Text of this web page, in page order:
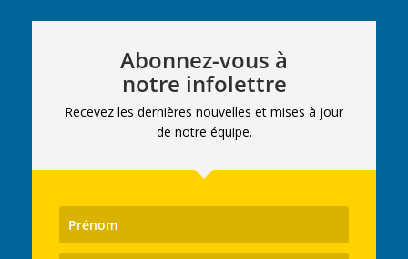
Abonnez-vous à
notre infolettre
Recevez les dernières nouvelles et mises à jour
de notre équipe.